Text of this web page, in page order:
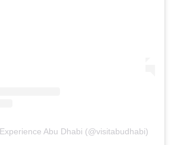
Abu Dhabi (@visitabudhabi)